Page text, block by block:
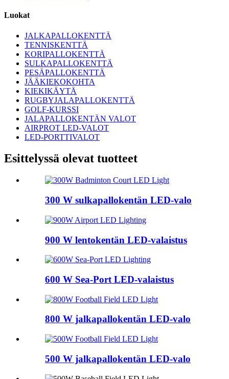
Luokat
JALKAPALLOKENTTÄ
TENNISKENTTÄ
KORIPALLOKENTTÄ
SULKAPALLOKENTTÄ
PESÄPALLOKENTTÄ
JÄÄKIEKOKOHTA
KIEKIKÄYTÄ
RUGBYJALAPALLOKENTTÄ
GOLF-KURSSI
JALAPALLOKENTÄN VALOT
AIRPROT LED-VALOT
LED-PORTTIVALOT
Esittelyssä olevat tuotteet
300 W sulkapallokentän LED-valo
900 W lentokentän LED-valaistus
600 W Sea-Port LED-valaistus
800 W jalkapallokentän LED-valo
500 W jalkapallokentän LED-valo